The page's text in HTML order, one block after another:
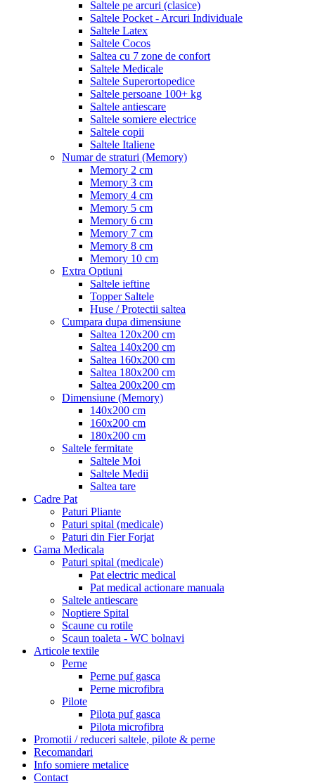
Saltele pe arcuri (clasice)
Saltele Pocket - Arcuri Individuale
Saltele Latex
Saltele Cocos
Saltea cu 7 zone de confort
Saltele Medicale
Saltele Superortopedice
Saltele persoane 100+ kg
Saltele antiescare
Saltele somiere electrice
Saltele copii
Saltele Italiene
Numar de straturi (Memory)
Memory 2 cm
Memory 3 cm
Memory 4 cm
Memory 5 cm
Memory 6 cm
Memory 7 cm
Memory 8 cm
Memory 10 cm
Extra Optiuni
Saltele ieftine
Topper Saltele
Huse / Protectii saltea
Cumpara dupa dimensiune
Saltea 120x200 cm
Saltea 140x200 cm
Saltea 160x200 cm
Saltea 180x200 cm
Saltea 200x200 cm
Dimensiune (Memory)
140x200 cm
160x200 cm
180x200 cm
Saltele fermitate
Saltele Moi
Saltele Medii
Saltea tare
Cadre Pat
Paturi Pliante
Paturi spital (medicale)
Paturi din Fier Forjat
Gama Medicala
Paturi spital (medicale)
Pat electric medical
Pat medical actionare manuala
Saltele antiescare
Noptiere Spital
Scaune cu rotile
Scaun toaleta - WC bolnavi
Articole textile
Perne
Perne puf gasca
Perne microfibra
Pilote
Pilota puf gasca
Pilota microfibra
Promotii / reduceri saltele, pilote & perne
Recomandari
Info somiere metalice
Contact